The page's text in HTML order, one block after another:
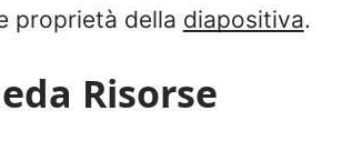
proprietà della diapositiva.
Risorse